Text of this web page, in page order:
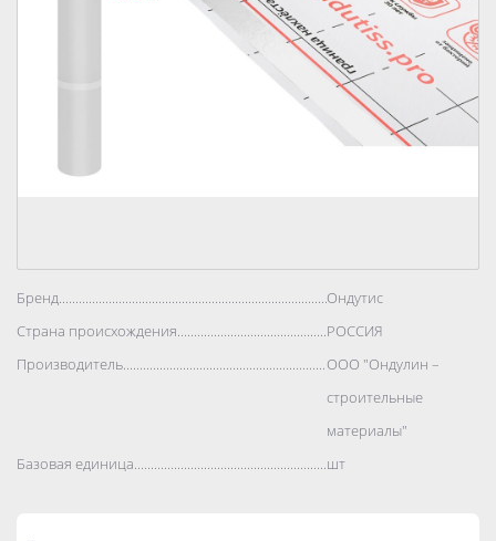
Бренд..................................................................................Ондутис
Страна происхождения..................................................................................
РОССИЯ
Производитель..................................................................................
ООО "Ондулин –
строительные
материалы"
Базовая единица..................................................................................
шт